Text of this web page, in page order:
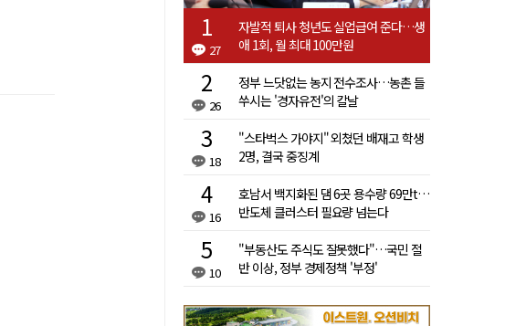
27
자발적 퇴사 청년도 실업급여 준다…생
애 1회, 월 최대 100만원
26
정부 느닷없는 농지 전수조사…농촌 들
쑤시는 '경자유전'의 칼날
18
"스타벅스 가야지" 외쳤던 배재고 학생
2명, 결국 중징계
16
호남서 백지화된 댐 6곳 용수량 69만t…
반도체 클러스터 필요량 넘는다
10
"부동산도 주식도 잘못했다"…국민 절
반 이상, 정부 경제정책 '부정'